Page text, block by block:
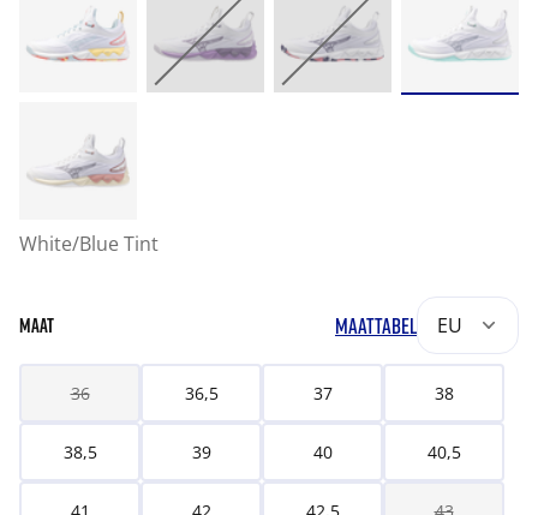
White/Blue Tint
MAAT MAATTABEL EU
36 36,5 37 38
38,5 39 40 40,5
41 42 42,5 43